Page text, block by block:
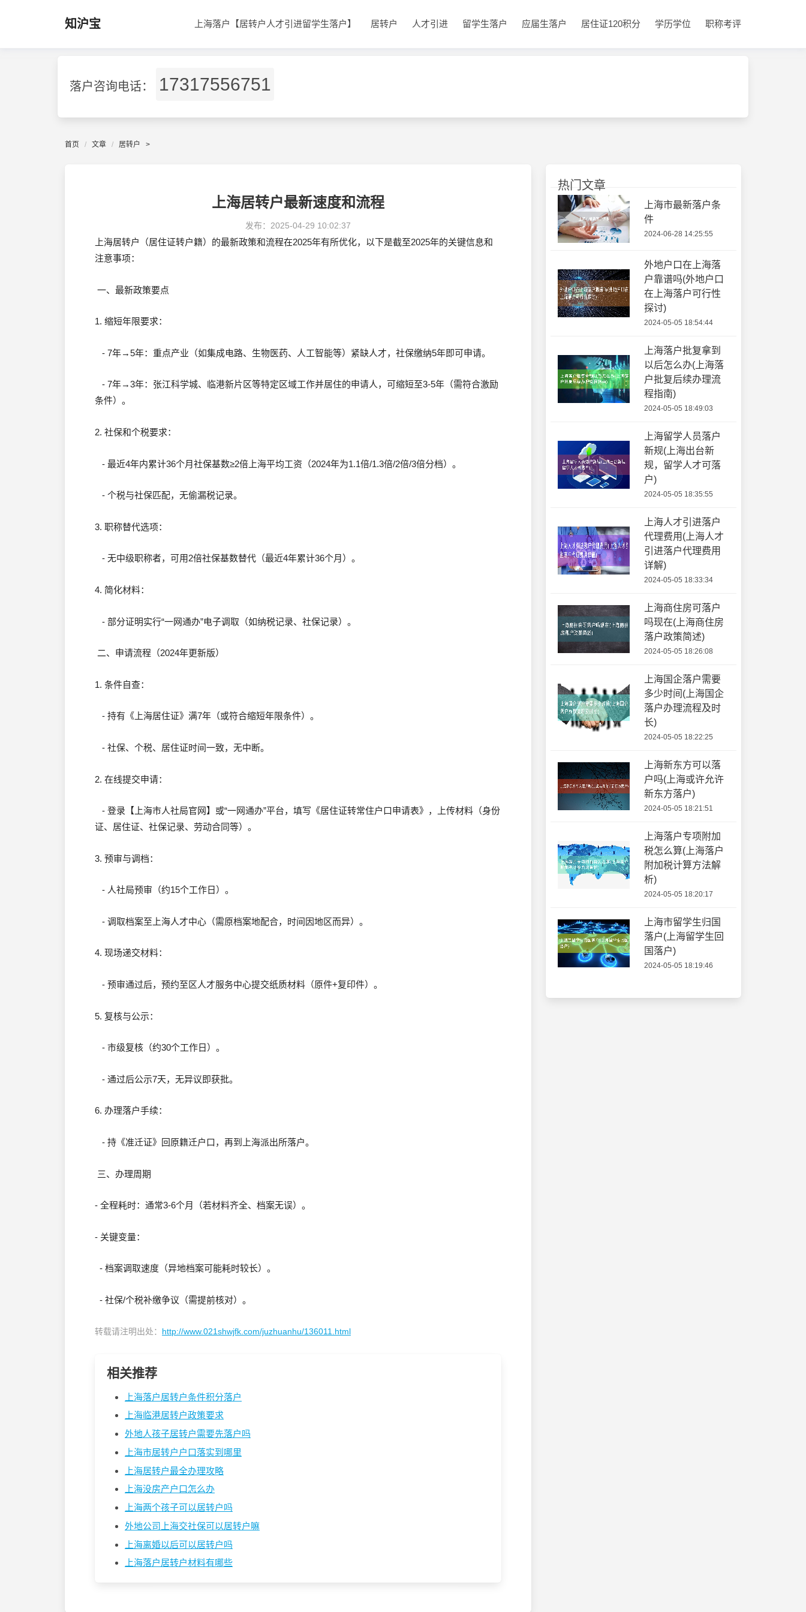
知沪宝 上海落户【居转户人才引进留学生落户】 居转户 人才引进 留学生落户 应届生落户 居住证120积分 学历学位 职称考评
落户咨询电话： 17317556751
首页 文章 居转户 >
上海居转户最新速度和流程
发布： 2025-04-29 10:02:37
上海居转户（居住证转户籍）的最新政策和流程在2025年有所优化，以下是截至2025年的关键信息和
注意事项：
一、最新政策要点
1. 缩短年限要求：
- 7年→5年：重点产业（如集成电路、生物医药、人工智能等）紧缺人才，社保缴纳5年即可申请。
- 7年→3年：张江科学城、临港新片区等特定区域工作并居住的申请人，可缩短至3-5年（需符合激励
条件）。
2. 社保和个税要求：
- 最近4年内累计36个月社保基数≥2倍上海平均工资（2024年为1.1倍/1.3倍/2倍/3倍分档）。
- 个税与社保匹配，无偷漏税记录。
3. 职称替代选项：
- 无中级职称者，可用2倍社保基数替代（最近4年累计36个月）。
4. 简化材料：
- 部分证明实行“一网通办”电子调取（如纳税记录、社保记录）。
二、申请流程（2024年更新版）
1. 条件自查：
- 持有《上海居住证》满7年（或符合缩短年限条件）。
- 社保、个税、居住证时间一致，无中断。
2. 在线提交申请：
- 登录【上海市人社局官网】或“一网通办”平台，填写《居住证转常住户口申请表》，上传材料（身份
证、居住证、社保记录、劳动合同等）。
3. 预审与调档：
- 人社局预审（约15个工作日）。
- 调取档案至上海人才中心（需原档案地配合，时间因地区而异）。
4. 现场递交材料：
- 预审通过后，预约至区人才服务中心提交纸质材料（原件+复印件）。
5. 复核与公示：
- 市级复核（约30个工作日）。
- 通过后公示7天，无异议即获批。
6. 办理落户手续：
- 持《准迁证》回原籍迁户口，再到上海派出所落户。
三、办理周期
- 全程耗时：通常3-6个月（若材料齐全、档案无误）。
- 关键变量：
- 档案调取速度（异地档案可能耗时较长）。
- 社保/个税补缴争议（需提前核对）。
转载请注明出处： http://www.021shwjfk.com/juzhuanhu/136011.html
相关推荐
上海落户居转户条件积分落户
上海临港居转户政策要求
外地人孩子居转户需要先落户吗
上海市居转户户口落实到哪里
上海居转户最全办理攻略
上海没房产户口怎么办
上海两个孩子可以居转户吗
外地公司上海交社保可以居转户嘛
上海离婚以后可以居转户吗
上海落户居转户材料有哪些
热门文章
上海市最新落户条
件
2024-06-28 14:25:55
外地户口在上海落
户靠谱吗(外地户口
在上海落户可行性
探讨)
2024-05-05 18:54:44
上海落户批复拿到
以后怎么办(上海落
户批复后续办理流
程指南)
2024-05-05 18:49:03
上海留学人员落户
新规(上海出台新
规，留学人才可落
户)
2024-05-05 18:35:55
上海人才引进落户
代理费用(上海人才
引进落户代理费用
详解)
2024-05-05 18:33:34
上海商住房可落户
吗现在(上海商住房
落户政策简述)
2024-05-05 18:26:08
上海国企落户需要
多少时间(上海国企
落户办理流程及时
长)
2024-05-05 18:22:25
上海新东方可以落
户吗(上海或许允许
新东方落户)
2024-05-05 18:21:51
上海落户专项附加
税怎么算(上海落户
附加税计算方法解
析)
2024-05-05 18:20:17
上海市留学生归国
落户(上海留学生回
国落户)
2024-05-05 18:19:46